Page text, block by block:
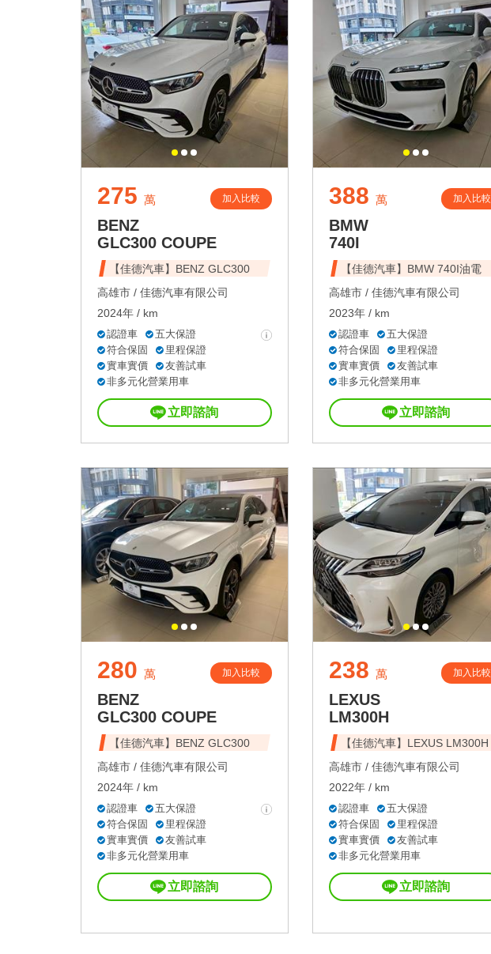
275 萬 加入比較
BENZ
GLC300 COUPE
【佳德汽車】BENZ GLC300
高雄市 / 佳德汽車有限公司
2024年 / km
認證車
五大保證
符合保固
里程保證
實車實價
友善試車
非多元化營業用車
立即諮詢
388 萬 加入比較
BMW
740I
【佳德汽車】BMW 740I油電
高雄市 / 佳德汽車有限公司
2023年 / km
認證車
五大保證
符合保固
里程保證
實車實價
友善試車
非多元化營業用車
立即諮詢
280 萬 加入比較
BENZ
GLC300 COUPE
【佳德汽車】BENZ GLC300
高雄市 / 佳德汽車有限公司
2024年 / km
認證車
五大保證
符合保固
里程保證
實車實價
友善試車
非多元化營業用車
立即諮詢
238 萬 加入比較
LEXUS
LM300H
【佳德汽車】LEXUS LM300H
高雄市 / 佳德汽車有限公司
2022年 / km
認證車
五大保證
符合保固
里程保證
實車實價
友善試車
非多元化營業用車
立即諮詢